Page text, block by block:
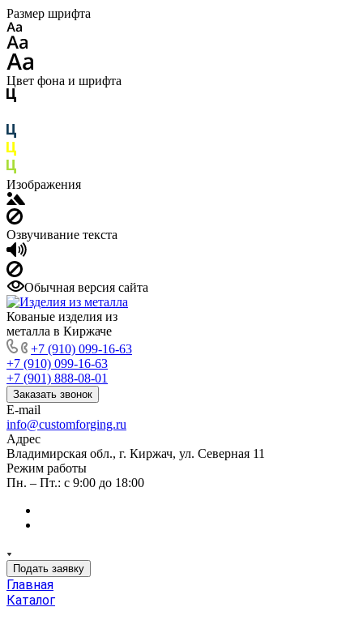
Размер шрифта
Цвет фона и шрифта
Изображения
Озвучивание текста
Обычная версия сайта
Кованые изделия из
металла в Киржаче
+7 (910) 099-16-63
+7 (910) 099-16-63
+7 (901) 888-08-01
Заказать звонок
E-mail
info@customforging.ru
Адрес
Владимирская обл., г. Киржач, ул. Северная 11
Режим работы
Пн. – Пт.: с 9:00 до 18:00
Подать заявку
Главная
Каталог